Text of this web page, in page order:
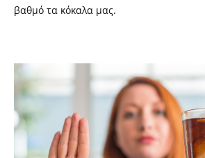
βαθμό τα κόκαλα μας.